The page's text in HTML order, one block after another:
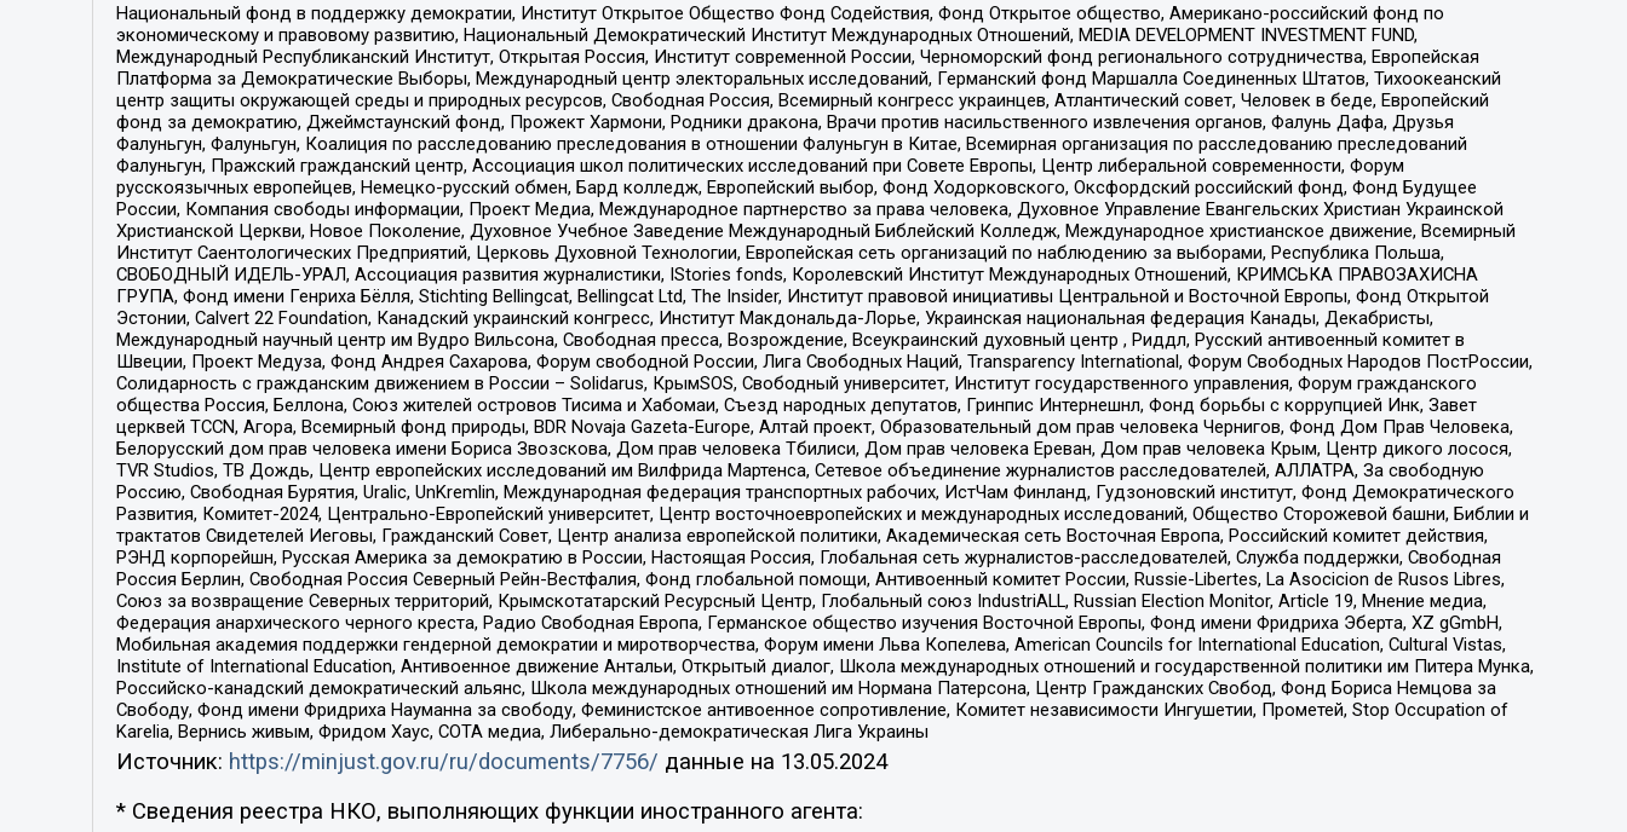
Национальный фонд в поддержку демократии, Институт Открытое Общество Фонд Содействия, Фонд Открытое общество, Американо-российский фонд по
экономическому и правовому развитию, Национальный Демократический Институт Международных Отношений, MEDIA DEVELOPMENT INVESTMENT FUND,
Международный Республиканский Институт, Открытая Россия, Институт современной России, Черноморский фонд регионального сотрудничества, Европейская
Платформа за Демократические Выборы, Международный центр электоральных исследований, Германский фонд Маршалла Соединенных Штатов, Тихоокеанский
центр защиты окружающей среды и природных ресурсов, Свободная Россия, Всемирный конгресс украинцев, Атлантический совет, Человек в беде, Европейский
фонд за демократию, Джеймстаунский фонд, Прожект Хармони, Родники дракона, Врачи против насильственного извлечения органов, Фалунь Дафа, Друзья
Фалуньгун, Фалуньгун, Коалиция по расследованию преследования в отношении Фалуньгун в Китае, Всемирная организация по расследованию преследований
Фалуньгун, Пражский гражданский центр, Ассоциация школ политических исследований при Совете Европы, Центр либеральной современности, Форум
русскоязычных европейцев, Немецко-русский обмен, Бард колледж, Европейский выбор, Фонд Ходорковского, Оксфордский российский фонд, Фонд Будущее
России, Компания свободы информации, Проект Медиа, Международное партнерство за права человека, Духовное Управление Евангельских Христиан Украинской
Христианской Церкви, Новое Поколение, Духовное Учебное Заведение Международный Библейский Колледж, Международное христианское движение, Всемирный
Институт Саентологических Предприятий, Церковь Духовной Технологии, Европейская сеть организаций по наблюдению за выборами, Республика Польша,
СВОБОДНЫЙ ИДЕЛЬ-УРАЛ, Ассоциация развития журналистики, IStories fonds, Королевский Институт Международных Отношений, КРИМСЬКА ПРАВОЗАХИСНА
ГРУПА, Фонд имени Генриха Бёлля, Stichting Bellingcat, Bellingcat Ltd, The Insider, Институт правовой инициативы Центральной и Восточной Европы, Фонд Открытой
Эстонии, Calvert 22 Foundation, Канадский украинский конгресс, Институт Макдональда-Лорье, Украинская национальная федерация Канады, Декабристы,
Международный научный центр им Вудро Вильсона, Свободная пресса, Возрождение, Всеукраинский духовный центр , Риддл, Русский антивоенный комитет в
Швеции, Проект Медуза, Фонд Андрея Сахарова, Форум свободной России, Лига Свободных Наций, Transparеncy International, Форум Свободных Народов ПостРоссии,
Солидарность с гражданским движением в России – Solidarus, КрымSOS, Свободный университет, Институт государственного управления, Форум гражданского
общества Россия, Беллона, Союз жителей островов Тисима и Хабомаи, Съезд народных депутатов, Гринпис Интернешнл, Фонд борьбы с коррупцией Инк, Завет
церквей TCCN, Агора, Всемирный фонд природы, BDR Novaja Gazeta-Europe, Алтай проект, Образовательный дом прав человека Чернигов, Фонд Дом Прав Человека,
Белорусский дом прав человека имени Бориса Звозскова, Дом прав человека Тбилиси, Дом прав человека Ереван, Дом прав человека Крым, Центр дикого лосося,
TVR Studios, ТВ Дождь, Центр европейских исследований им Вилфрида Мартенса, Сетевое объединение журналистов расследователей, АЛЛАТРА, За свободную
Россию, Свободная Бурятия, Uralic, UnKremlin, Международная федерация транспортных рабочих, ИстЧам Финланд, Гудзоновский институт, Фонд Демократического
Развития, Комитет-2024, Центрально-Европейский университет, Центр восточноевропейских и международных исследований, Общество Сторожевой башни, Библии и
трактатов Свидетелей Иеговы, Гражданский Совет, Центр анализа европейской политики, Академическая сеть Восточная Европа, Российский комитет действия,
РЭНД корпорейшн, Русская Америка за демократию в России, Настоящая Россия, Глобальная сеть журналистов-расследователей, Служба поддержки, Свободная
Россия Берлин, Свободная Россия Северный Рейн-Вестфалия, Фонд глобальной помощи, Антивоенный комитет России, Russie-Libertes, La Asocicion de Rusos Libres,
Союз за возвращение Северных территорий, Крымскотатарский Ресурсный Центр, Глобальный союз IndustriALL, Russian Election Monitor, Article 19, Мнение медиа,
Федерация анархического черного креста, Радио Свободная Европа, Германское общество изучения Восточной Европы, Фонд имени Фридриха Эберта, XZ gGmbH,
Мобильная академия поддержки гендерной демократии и миротворчества, Форум имени Льва Копелева, American Councils for International Education, Cultural Vistas,
Institute of International Education, Антивоенное движение Антальи, Открытый диалог, Школа международных отношений и государственной политики им Питера Мунка,
Российско-канадский демократический альянс, Школа международных отношений им Нормана Патерсона, Центр Гражданских Свобод, Фонд Бориса Немцова за
Свободу, Фонд имени Фридриха Науманна за свободу, Феминистское антивоенное сопротивление, Комитет независимости Ингушетии, Прометей, Stop Occupation of
Karelia, Вернись живым, Фридом Хаус, СОТА медиа, Либерально-демократическая Лига Украины
Источник: https://minjust.gov.ru/ru/documents/7756/ данные на 13.05.2024
* Сведения реестра НКО, выполняющих функции иностранного агента: